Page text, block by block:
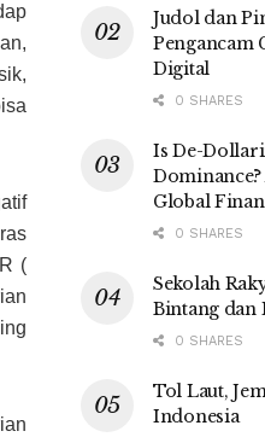
(
Judol dan
Pengancam
Digital
0 SHARES
Is De-
Global
0 SHARES
Sekolah
Bintang dan
0 SHARES
Tol Laut,
Indonesia